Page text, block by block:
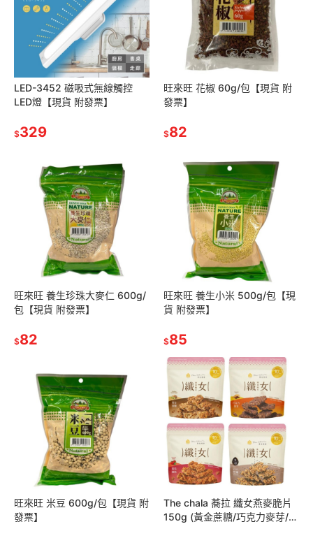
LED-3452 磁吸式無線觸控
LED燈【現貨 附發票】
$329
旺來旺 花椒 60g/包【現貨 附
發票】
$82
旺來旺 養生珍珠大麥仁 600g/
包【現貨 附發票】
$82
旺來旺 養生小米 500g/包【現
貨 附發票】
$85
旺來旺 米豆 600g/包【現貨 附
發票】
The chala 蕎拉 纖女燕麥脆片
150g (黃金蔗糖/巧克力麥芽/芝